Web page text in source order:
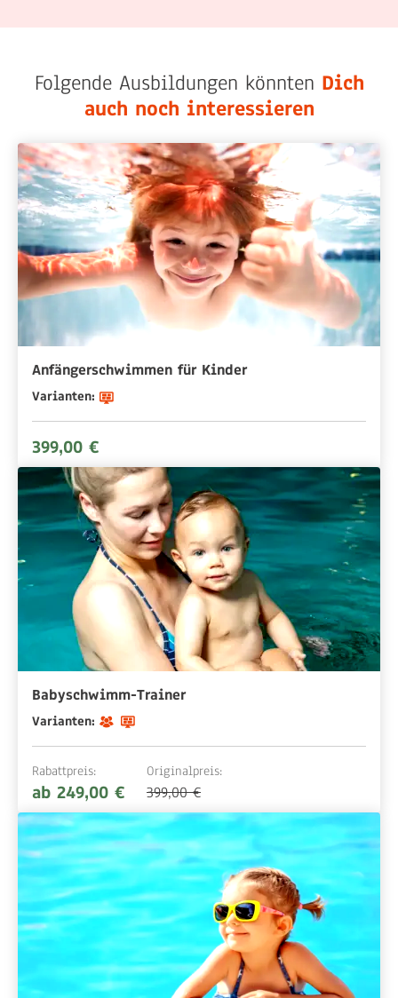
Folgende Ausbildungen könnten Dich
auch noch interessieren
Anfängerschwimmen für Kinder
Varianten:
399,00 €
Babyschwimm-Trainer
Varianten:
Rabattpreis:
ab 249,00 €
Originalpreis:
399,00 €